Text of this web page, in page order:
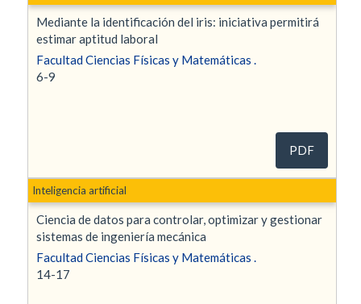
Mediante la identificación del iris: iniciativa permitirá
estimar aptitud laboral
Facultad Ciencias Físicas y Matemáticas .
6-9
PDF
Ciencia de datos para controlar, optimizar y gestionar
sistemas de ingeniería mecánica
Facultad Ciencias Físicas y Matemáticas .
14-17
Inteligencia artificial